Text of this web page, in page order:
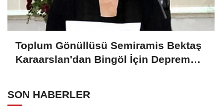
Toplum Gönüllüsü Semiramis Bektaş
Karaarslan'dan Bingöl İçin Deprem
SON HABERLER